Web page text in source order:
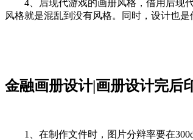
4、后现代游戏的画册风格，借用后现代
风格就是混乱到没有风格。同时，设计也
金融画册设计|画册设计完后
1、在制作文件时，图片分辩率要在